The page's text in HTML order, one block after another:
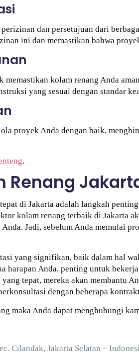
dan persetujuan dari
ini dan memastikan bahwa
kolam renang Anda
yang sesuai dengan standar
proyek Anda dengan baik,
.
Renang
di Jakarta adalah langkah
kolam renang terbaik di Jakarta
Jadi, sebelum Anda memulai
yang signifikan, baik dalam hal
harapan Anda, penting untuk
tepat, mereka akan membantu
dengan beberapa
maka Anda dapat menghubungi
Cilandak, Jakarta Selatan –